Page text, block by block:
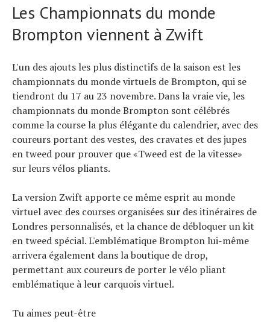
Les Championnats du monde
Brompton viennent à Zwift
L'un des ajouts les plus distinctifs de la saison est les
championnats du monde virtuels de Brompton, qui se
tiendront du 17 au 23 novembre. Dans la vraie vie, les
championnats du monde Brompton sont célébrés
comme la course la plus élégante du calendrier, avec des
coureurs portant des vestes, des cravates et des jupes
en tweed pour prouver que «Tweed est de la vitesse»
sur leurs vélos pliants.
La version Zwift apporte ce même esprit au monde
virtuel avec des courses organisées sur des itinéraires de
Londres personnalisés, et la chance de débloquer un kit
en tweed spécial. L'emblématique Brompton lui-même
arrivera également dans la boutique de drop,
permettant aux coureurs de porter le vélo pliant
emblématique à leur carquois virtuel.
Tu aimes peut-être
Actualités
Tests de produits
Conseils
Tendances
Tous nos articles
À propos